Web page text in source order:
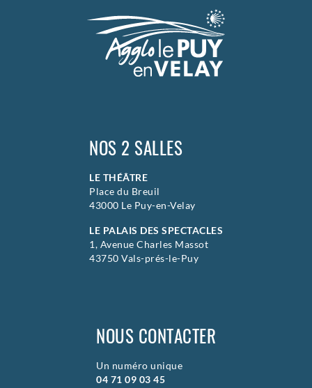
NOS 2 SALLES
LE THÉÂTRE
Place du Breuil
43000 Le Puy-en-Velay
LE PALAIS DES SPECTACLES
1, Avenue Charles Massot
43750 Vals-prés-le-Puy
NOUS CONTACTER
Un numéro unique
04 71 09 03 45